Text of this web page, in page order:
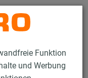
Funktion
und Werbung
Kontakt